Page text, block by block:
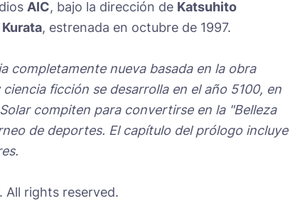
AIC, bajo la dirección de Katsuhito
, estrenada en octubre de 1997.
completamente nueva basada en la obra
ficción se desarrolla en el año 5100, en
compiten para convertirse en la "Belleza
de deportes. El capítulo del prólogo incluye
All rights reserved.